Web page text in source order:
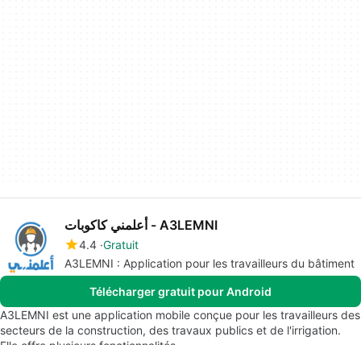
أعلمني كاكوبات - A3LEMNI
4.4 Gratuit
A3LEMNI : Application pour les travailleurs du bâtiment
Télécharger gratuit pour Android
A3LEMNI est une application mobile conçue pour les travailleurs des
secteurs de la construction, des travaux publics et de l'irrigation.